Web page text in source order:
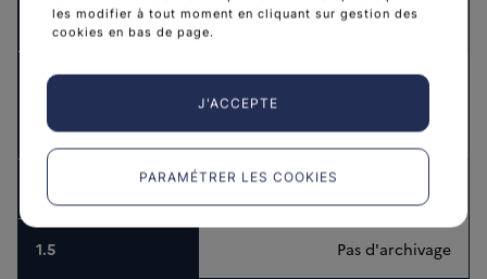
traitement
Les collaborateurs de l’Institut avec
qui vous interagissez et ses
partenaires institutionnels
Durée de la collaboration
Pas d'archivage
les modifier à tout moment en cliquant sur gestion des
cookies en bas de page.
J'ACCEPTE
PARAMÉTRER LES COOKIES